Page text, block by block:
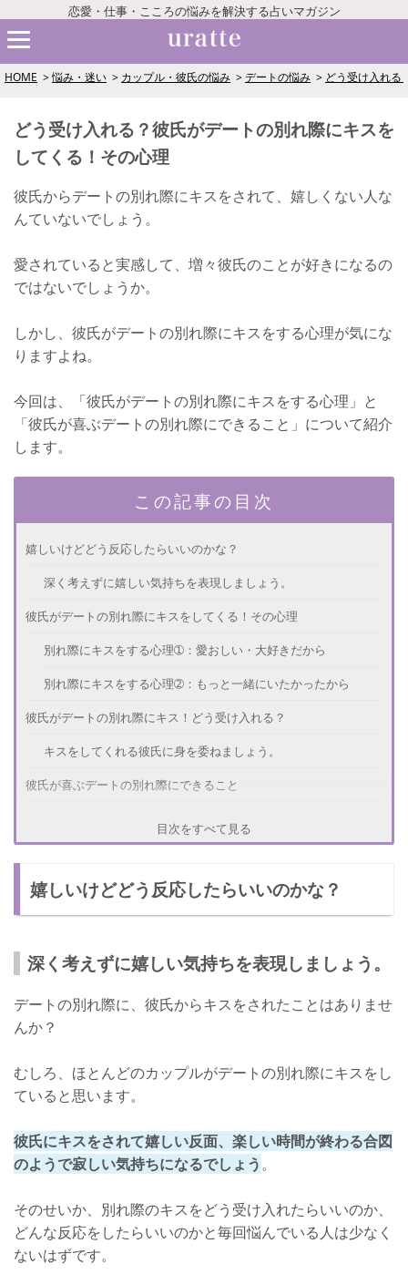
恋愛・仕事・こころの悩みを解決する占いマガジン
HOME 悩み・迷い カップル・彼氏の悩み デートの悩み どう受け入れる
どう受け入れる？彼氏がデートの別れ際にキスを
してくる！その心理
彼氏からデートの別れ際にキスをされて、嬉しくない人な
んていないでしょう。
愛されていると実感して、増々彼氏のことが好きになるの
ではないでしょうか。
しかし、彼氏がデートの別れ際にキスをする心理が気にな
りますよね。
今回は、「彼氏がデートの別れ際にキスをする心理」と
「彼氏が喜ぶデートの別れ際にできること」について紹介
します。
この記事の目次
嬉しいけどどう反応したらいいのかな？
深く考えずに嬉しい気持ちを表現しましょう。
彼氏がデートの別れ際にキスをしてくる！その心理
別れ際にキスをする心理➀：愛おしい・大好きだから
別れ際にキスをする心理➁：もっと一緒にいたかったから
彼氏がデートの別れ際にキス！どう受け入れる？
キスをしてくれる彼氏に身を委ねましょう。
彼氏が喜ぶデートの別れ際にできること
戸惑わずに素直に喜ぼう！
目次をすべて見る
嬉しいけどどう反応したらいいのかな？
深く考えずに嬉しい気持ちを表現しましょう。
デートの別れ際に、彼氏からキスをされたことはありませ
んか？
むしろ、ほとんどのカップルがデートの別れ際にキスをし
ていると思います。
彼氏にキスをされて嬉しい反面、楽しい時間が終わる合図
のようで寂しい気持ちになるでしょう。
そのせいか、別れ際のキスをどう受け入れたらいいのか、
どんな反応をしたらいいのかと毎回悩んでいる人は少なく
ないはずです。